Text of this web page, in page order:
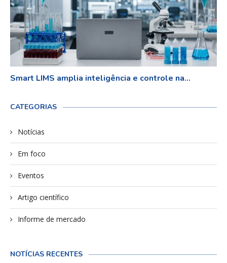
Smart LIMS amplia inteligência e controle na...
CATEGORIAS
Notícias
Em foco
Eventos
Artigo científico
Informe de mercado
NOTÍCIAS RECENTES